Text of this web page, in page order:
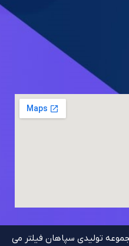
تولیدی سپاهان فیلتر می